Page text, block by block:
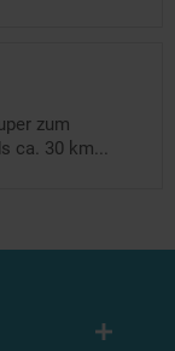
zum
ca. 30 km...